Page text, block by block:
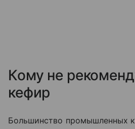
Кому не
кефир
Большинство промышленных